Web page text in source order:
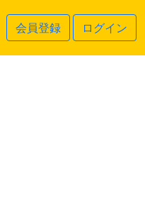
会員登録 ログイン